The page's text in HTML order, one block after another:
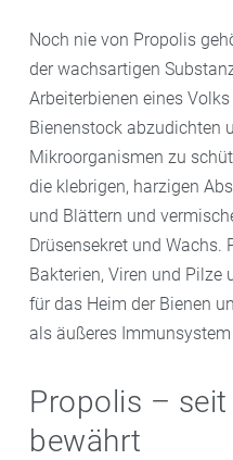
Noch nie von Propolis
der wachsartigen
Arbeiterbienen eines
Bienenstock abzudichten
Mikroorganismen zu
die klebrigen, harzigen
und Blättern und
Drüsensekret und Wachs.
Bakterien, Viren und Pilze
für das Heim der Bienen
als äußeres
Propolis –
bewährt